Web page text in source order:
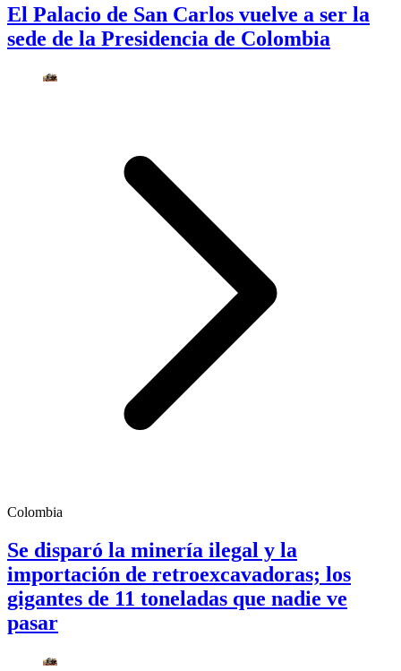
El Palacio de San Carlos vuelve a ser la
sede de la Presidencia de Colombia
Colombia
Se disparó la minería ilegal y la
importación de retroexcavadoras; los
gigantes de 11 toneladas que nadie ve
pasar